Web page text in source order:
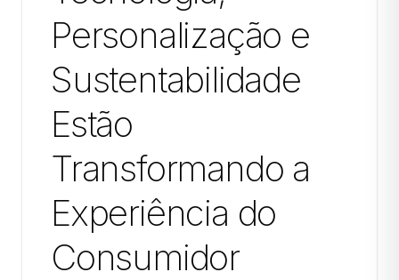
Personalização e
Sustentabilidade
Estão
Transformando a
Experiência do
Consumidor